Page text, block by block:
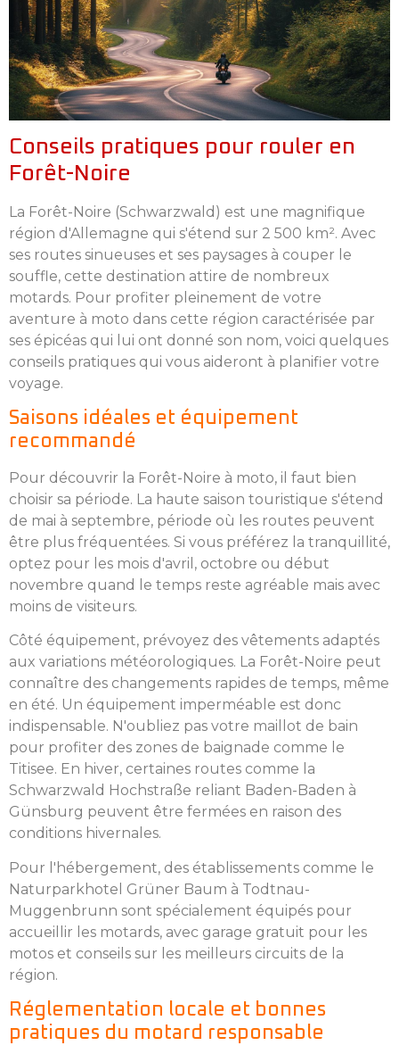
Conseils pratiques pour rouler en
Forêt-Noire
La Forêt-Noire (Schwarzwald) est une magnifique
région d'Allemagne qui s'étend sur 2 500 km². Avec
ses routes sinueuses et ses paysages à couper le
souffle, cette destination attire de nombreux
motards. Pour profiter pleinement de votre
aventure à moto dans cette région caractérisée par
ses épicéas qui lui ont donné son nom, voici quelques
conseils pratiques qui vous aideront à planifier votre
voyage.
Saisons idéales et équipement
recommandé
Pour découvrir la Forêt-Noire à moto, il faut bien
choisir sa période. La haute saison touristique s'étend
de mai à septembre, période où les routes peuvent
être plus fréquentées. Si vous préférez la tranquillité,
optez pour les mois d'avril, octobre ou début
novembre quand le temps reste agréable mais avec
moins de visiteurs.
Côté équipement, prévoyez des vêtements adaptés
aux variations météorologiques. La Forêt-Noire peut
connaître des changements rapides de temps, même
en été. Un équipement imperméable est donc
indispensable. N'oubliez pas votre maillot de bain
pour profiter des zones de baignade comme le
Titisee. En hiver, certaines routes comme la
Schwarzwald Hochstraße reliant Baden-Baden à
Günsburg peuvent être fermées en raison des
conditions hivernales.
Pour l'hébergement, des établissements comme le
Naturparkhotel Grüner Baum à Todtnau-
Muggenbrunn sont spécialement équipés pour
accueillir les motards, avec garage gratuit pour les
motos et conseils sur les meilleurs circuits de la
région.
Réglementation locale et bonnes
pratiques du motard responsable